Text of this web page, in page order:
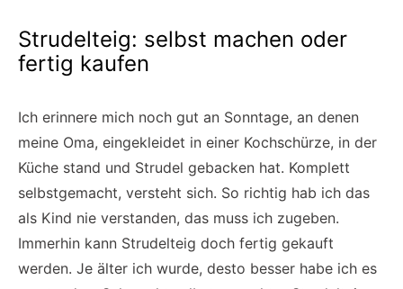
Strudelteig: selbst machen oder
fertig kaufen
Ich erinnere mich noch gut an Sonntage, an denen
meine Oma, eingekleidet in einer Kochschürze, in der
Küche stand und Strudel gebacken hat. Komplett
selbstgemacht, versteht sich. So richtig hab ich das
als Kind nie verstanden, das muss ich zugeben.
Immerhin kann Strudelteig doch fertig gekauft
werden. Je älter ich wurde, desto besser habe ich es